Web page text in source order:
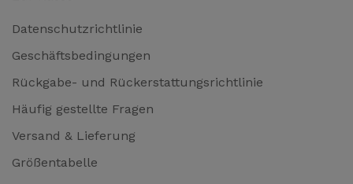
Datenschutzrichtlinie
Geschäftsbedingungen
Rückgabe- und Rückerstattungsrichtlinie
Häufig gestellte Fragen
Versand & Lieferung
Größentabelle